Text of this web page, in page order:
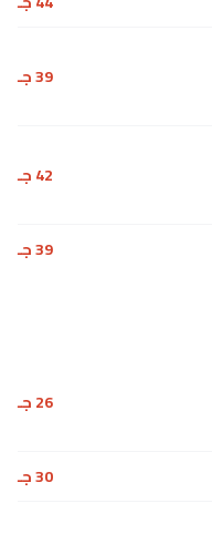
39 جـ
42 جـ
39 جـ
26 جـ
30 جـ